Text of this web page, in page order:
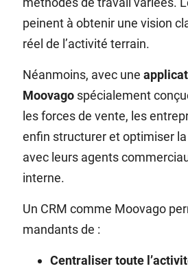
peinent à obtenir une vision
réel de l’activité terrain.
Néanmoins, avec une
Moovago spécialement
les forces de vente, les
enfin structurer et optimiser
avec leurs agents
interne.
Un CRM comme Moovago
mandants de :
Centraliser toute